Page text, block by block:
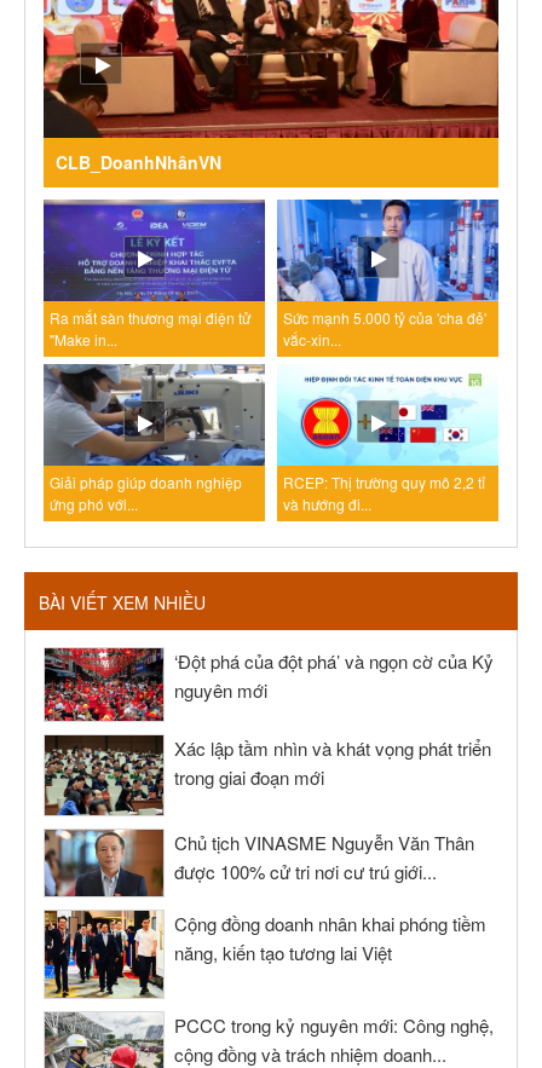
CLB_DoanhNhânVN
Ra mắt sàn thương mại điện tử
"Make in...
Sức mạnh 5.000 tỷ của 'cha đẻ'
vắc-xin...
Giải pháp giúp doanh nghiệp
ứng phó với...
RCEP: Thị trường quy mô 2,2 tỉ
và hướng đi...
BÀI VIẾT XEM NHIỀU
‘Đột phá của đột phá’ và ngọn cờ của Kỷ
nguyên mới
Xác lập tầm nhìn và khát vọng phát triển
trong giai đoạn mới
Chủ tịch VINASME Nguyễn Văn Thân
được 100% cử tri nơi cư trú giới...
Cộng đồng doanh nhân khai phóng tiềm
năng, kiến tạo tương lai Việt
PCCC trong kỷ nguyên mới: Công nghệ,
cộng đồng và trách nhiệm doanh...